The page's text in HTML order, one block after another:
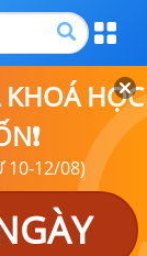
HỌC
10-12/08)